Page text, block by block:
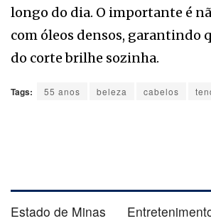
longo do dia. O importante é
com óleos densos, garantindo
do corte brilhe sozinha.
Tags: 55 anos beleza cabelos
Estado de Minas